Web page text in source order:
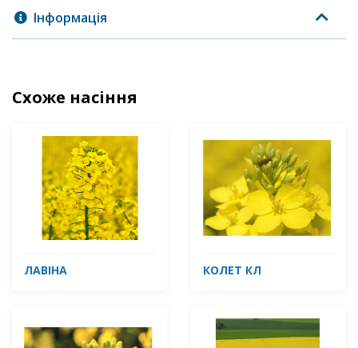
Інформація
Схоже насіння
ЛАВІНА КОЛЕТ КЛ